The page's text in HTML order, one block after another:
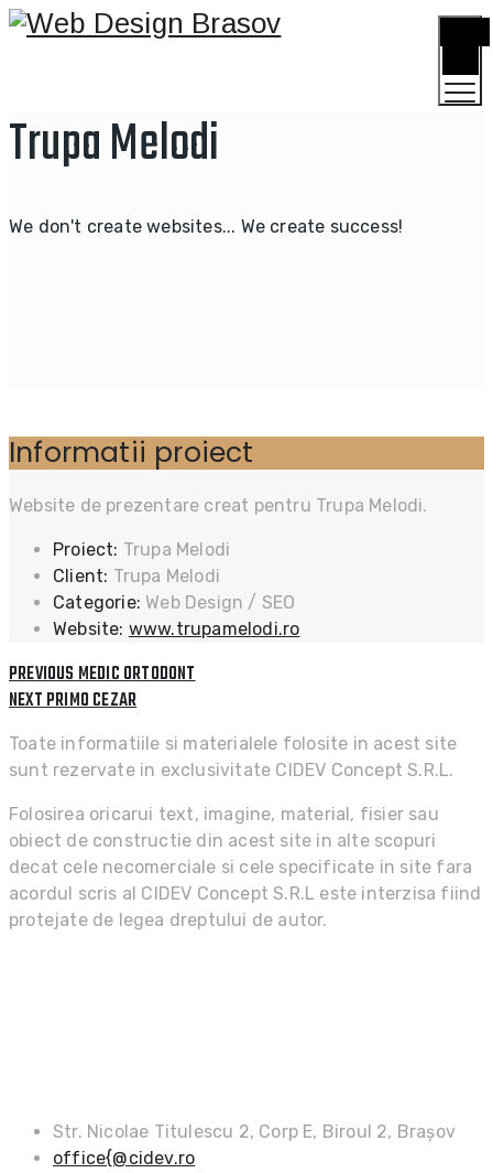
Trupa Melodi
We don't create websites... We create success!
Informatii proiect
Website de prezentare creat pentru Trupa Melodi.
Proiect: Trupa Melodi
Client: Trupa Melodi
Categorie: Web Design / SEO
Website: www.trupamelodi.ro
Post
navigation
PREVIOUSPREVIOUS
POST:
MEDIC ORTODONT
NEXTNEXT
POST:
PRIMO CEZAR
Toate informatiile si materialele folosite in acest site
sunt rezervate in exclusivitate CIDEV Concept S.R.L.
Folosirea oricarui text, imagine, material, fisier sau
obiect de constructie din acest site in alte scopuri
decat cele necomerciale si cele specificate in site fara
acordul scris al CIDEV Concept S.R.L este interzisa fiind
protejate de legea dreptului de autor.
Str. Nicolae Titulescu 2, Corp E, Biroul 2, Brașov
office{@cidev.ro